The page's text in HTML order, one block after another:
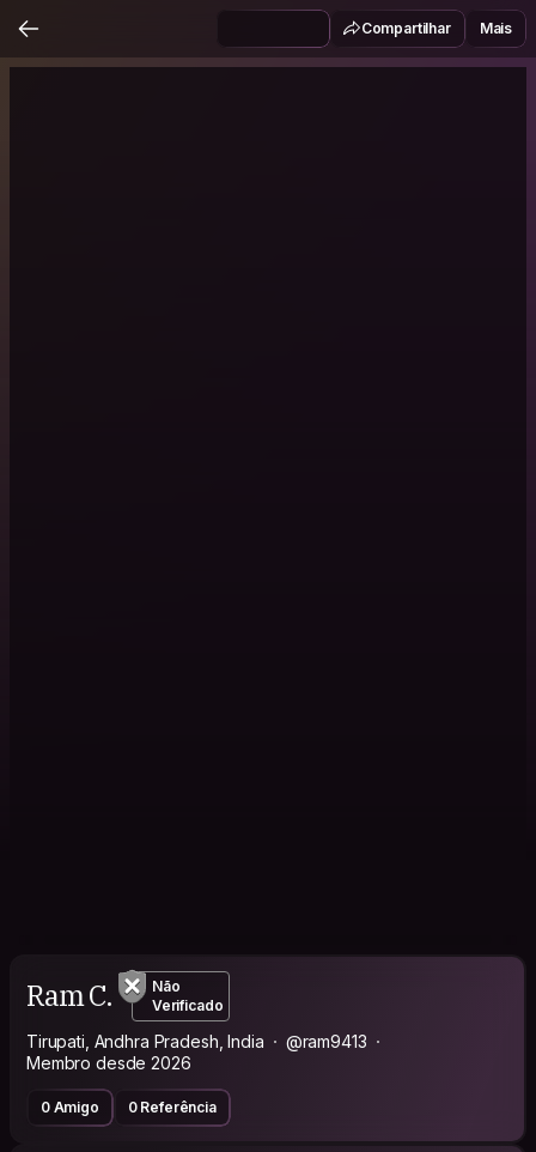
Compartilhar Mais
Ram C.
Não
Verificado
Tirupati, Andhra Pradesh, India
@ram9413
Membro desde 2026
0 Amigo 0 Referência